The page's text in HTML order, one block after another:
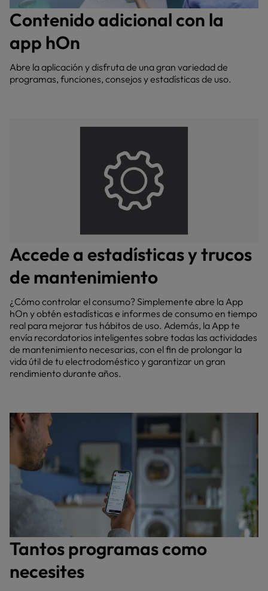
Contenido adicional con la
app hOn
Abre la aplicación y disfruta de una gran variedad de
programas, funciones, consejos y estadísticas de uso.
Accede a estadísticas y trucos
de mantenimiento
¿Cómo controlar el consumo? Simplemente abre la App
hOn y obtén estadísticas e informes de consumo en tiempo
real para mejorar tus hábitos de uso. Además, la App te
envía recordatorios inteligentes sobre todas las actividades
de mantenimiento necesarias, con el fin de prolongar la
vida útil de tu electrodoméstico y garantizar un gran
rendimiento durante años.
Tantos programas como
necesites